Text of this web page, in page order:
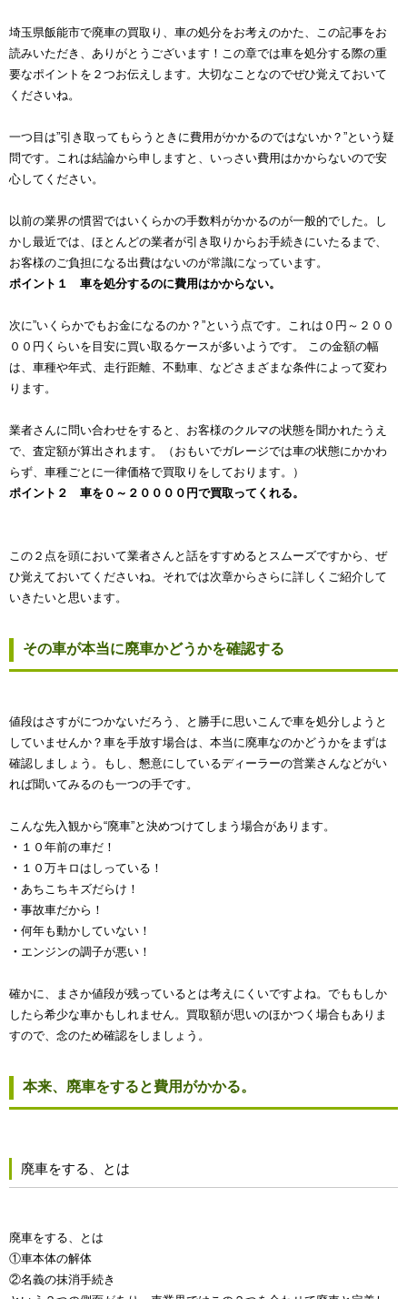
埼玉県飯能市で廃車の買取り、車の処分をお考えのかた、この記事をお
読みいただき、ありがとうございます！この章では車を処分する際の重
要なポイントを２つお伝えします。大切なことなのでぜひ覚えておいて
くださいね。
一つ目は”引き取ってもらうときに費用がかかるのではないか？”という疑
問です。これは結論から申しますと、いっさい費用はかからないので安
心してください。
以前の業界の慣習ではいくらかの手数料がかかるのが一般的でした。し
かし最近では、ほとんどの業者が引き取りからお手続きにいたるまで、
お客様のご負担になる出費はないのが常識になっています。
ポイント１ 車を処分するのに費用はかからない。
次に”いくらかでもお金になるのか？”という点です。これは０円～２００
００円くらいを目安に買い取るケースが多いようです。 この金額の幅
は、車種や年式、走行距離、不動車、などさまざまな条件によって変わ
ります。
業者さんに問い合わせをすると、お客様のクルマの状態を聞かれたうえ
で、査定額が算出されます。（おもいでガレージでは車の状態にかかわ
らず、車種ごとに一律価格で買取りをしております。）
ポイント２ 車を０～２００００円で買取ってくれる。
この２点を頭において業者さんと話をすすめるとスムーズですから、ぜ
ひ覚えておいてくださいね。それでは次章からさらに詳しくご紹介して
いきたいと思います。
その車が本当に廃車かどうかを確認する
値段はさすがにつかないだろう、と勝手に思いこんで車を処分しようと
していませんか？車を手放す場合は、本当に廃車なのかどうかをまずは
確認しましょう。もし、懇意にしているディーラーの営業さんなどがい
れば聞いてみるのも一つの手です。
こんな先入観から“廃車”と決めつけてしまう場合があります。
・ １０年前の車だ！
・ １０万キロはしっている！
・ あちこちキズだらけ！
・ 事故車だから！
・ 何年も動かしていない！
・ エンジンの調子が悪い！
確かに、まさか値段が残っているとは考えにくいですよね。でももしか
したら希少な車かもしれません。買取額が思いのほかつく場合もありま
すので、念のため確認をしましょう。
本来、廃車をすると費用がかかる。
廃車をする、とは
廃車をする、とは
①車本体の解体
②名義の抹消手続き